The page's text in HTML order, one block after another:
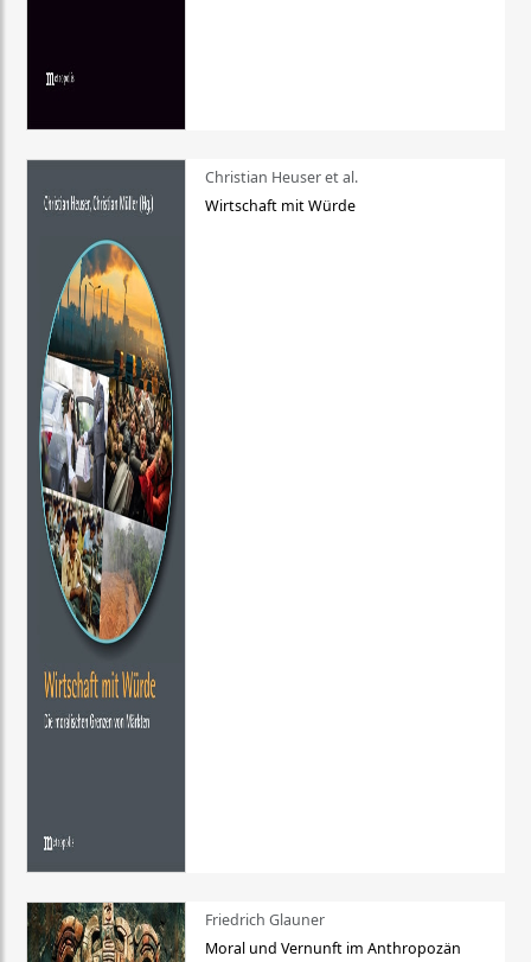
Christian Heuser et al.
Wirtschaft mit Würde
Friedrich Glauner
Moral und Vernunft im Anthropozän